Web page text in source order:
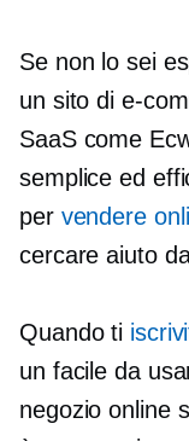
Se non lo sei
un sito di e-
SaaS come
semplice ed
per vendere
cercare aiuto
Quando ti
un facile da
negozio online